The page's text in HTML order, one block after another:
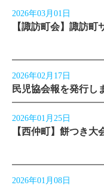
2026年03月01日
【諏訪町会】諏訪町
2026年02月17日
民児協会報を発行し
2026年01月25日
【西仲町】餅つき大
2026年01月08日